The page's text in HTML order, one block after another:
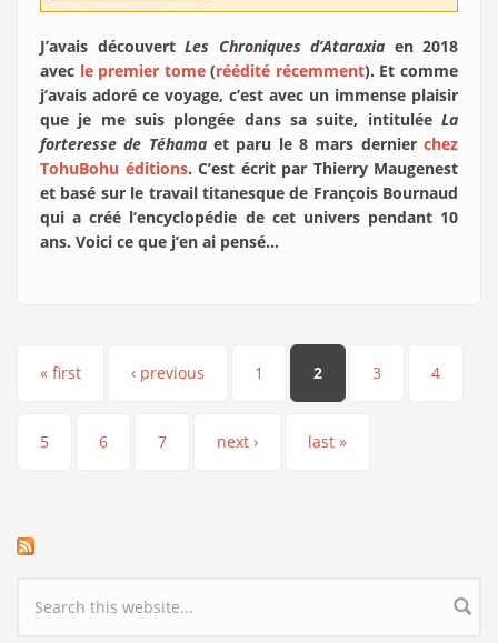
J’avais découvert Les Chroniques d’Ataraxia en 2018
avec le premier tome(réédité récemment). Et comme
j’avais adoré ce voyage, c’est avec un immense plaisir
que je me suis plongée dans sa suite, intituléeLa
forteresse de Téhama et paru le 8 mars dernier chez
TohuBohu éditions. C’est écrit par Thierry Maugenest
et basé sur le travail titanesque de François Bournaud
qui a créé l’encyclopédie de cet univers pendant 10
ans. Voici ce que j’en ai pensé…
Pages
« first ‹ previous 1 2 3 4
5 6 7 next › last »
Search form